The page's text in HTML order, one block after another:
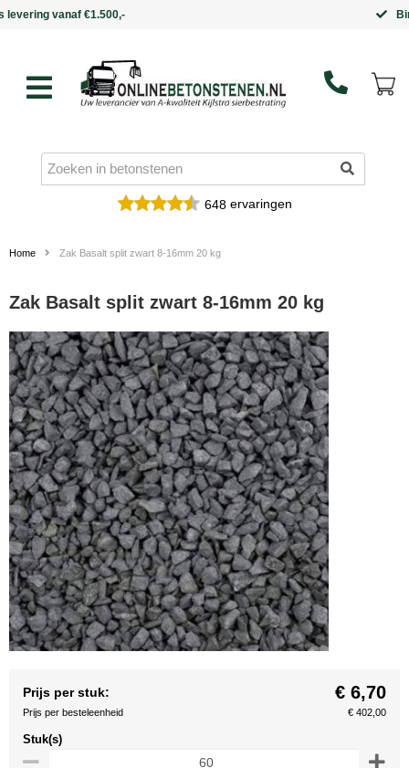
648ervaringen
Home Zak Basalt split zwart 8-16mm 20 kg
Zak Basalt split zwart 8-16mm 20 kg
Prijs per stuk: € 6,70
Prijs per besteleenheid € 402,00
Stuk(s)